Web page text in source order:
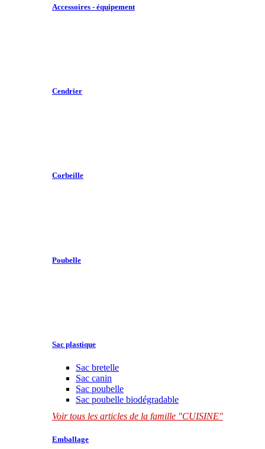
Accessoires - équipement
Cendrier
Corbeille
Poubelle
Sac plastique
Sac bretelle
Sac canin
Sac poubelle
Sac poubelle biodégradable
Voir tous les articles de la famille "CUISINE"
Emballage